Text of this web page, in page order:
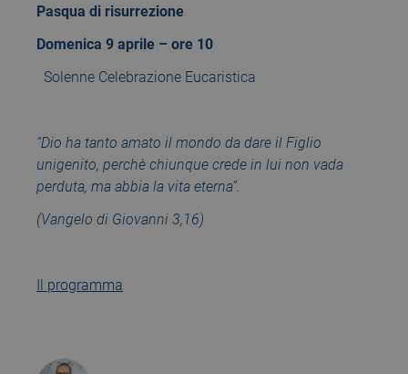
Pasqua di risurrezione
Domenica 9 aprile – ore 10
Solenne Celebrazione Eucaristica
“Dio ha tanto amato il mondo da dare il Figlio
unigenito, perchè chiunque crede in lui non vada
perduta, ma abbia la vita eterna”.
(Vangelo di Giovanni 3,16)
Il programma